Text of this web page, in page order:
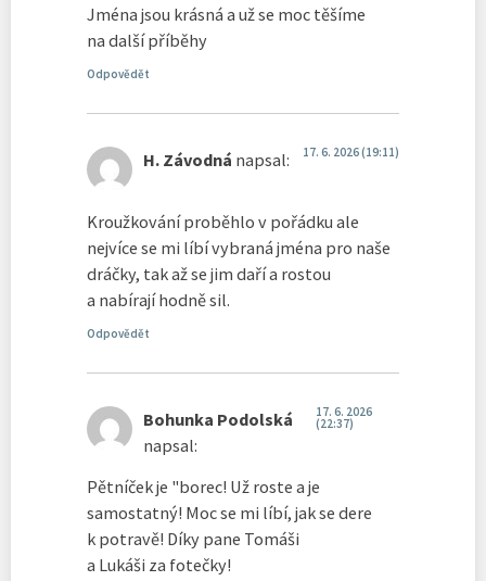
Jména jsou krásná a už se moc těšíme
na další příběhy
Odpovědět
H. Závodná napsal: 17. 6. 2026 (19:11)
Kroužkování proběhlo v pořádku ale
nejvíce se mi líbí vybraná jména pro naše
dráčky, tak až se jim daří a rostou
a nabírají hodně sil.
Odpovědět
Bohunka Podolská
napsal:
17. 6. 2026
(22:37)
Pětníček je "borec! Už roste a je
samostatný! Moc se mi líbí, jak se dere
k potravě! Díky pane Tomáši
a Lukáši za fotečky!